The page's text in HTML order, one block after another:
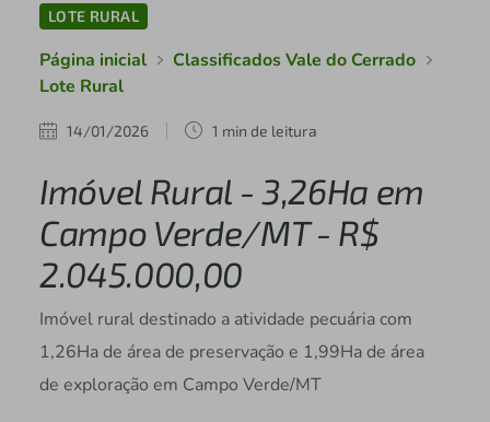
LOTE RURAL
Página inicial
Classificados Vale do Cerrado
Lote Rural
14/01/2026 1 min de leitura
Imóvel Rural - 3,26Ha em
Campo Verde/MT - R$
2.045.000,00
Imóvel rural destinado a atividade pecuária com
1,26Ha de área de preservação e 1,99Ha de área
de exploração em Campo Verde/MT